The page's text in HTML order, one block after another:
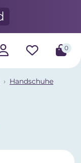
0
Handschuhe